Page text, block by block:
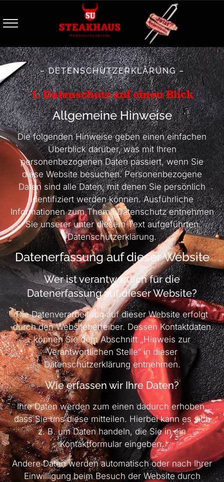
– DETENSCHUTZERKLÄRUNG –
1. Datenschutz auf einen Blick
Allgemeine Hinweise
Die folgenden Hinweise geben einen einfachen
Überblick darüber, was mit Ihren
personenbezogenen Daten passiert, wenn Sie
diese Website besuchen. Personenbezogene
Daten sind alle Daten, mit denen Sie persönlich
identifiziert werden können. Ausführliche
Informationen zum Thema Datenschutz entnehmen
Sie unserer unter diesem Text aufgeführten
Datenschutzerklärung.
Datenerfassung auf dieser Website
Wer ist verantwortlich für die
Datenerfassung auf dieser Website?
Die Datenverarbeitung auf dieser Website erfolgt
durch den Websitebetreiber. Dessen Kontaktdaten
können Sie dem Abschnitt „Hinweis zur
Verantwortlichen Stelle“ in dieser
Datenschutzerklärung entnehmen.
Wie erfassen wir Ihre Daten?
Ihre Daten werden zum einen dadurch erhoben,
dass Sie uns diese mitteilen. Hierbei kann es sich
z. B. um Daten handeln, die Sie in ein
Kontaktformular eingeben.
Andere Daten werden automatisch oder nach Ihrer
Einwilligung beim Besuch der Website durch